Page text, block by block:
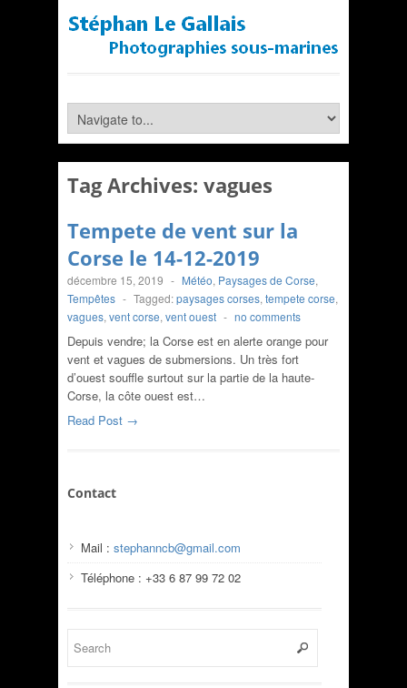
Tag Archives: vagues
Tempete de vent sur la
Corse le 14-12-2019
décembre 15, 2019 - Météo, Paysages de Corse,
Tempêtes - Tagged:paysages corses, tempete corse,
vagues, vent corse, vent ouest - no comments
Depuis vendre; la Corse est en alerte orange pour
vent et vagues de submersions. Un très fort
d’ouest souffle surtout sur la partie de la haute-
Corse, la côte ouest est…
Read Post →
Contact
Mail : stephanncb@gmail.com
Téléphone : +33 6 87 99 72 02